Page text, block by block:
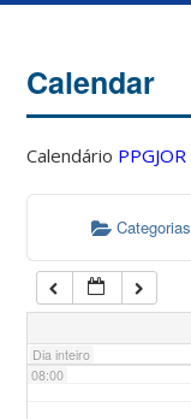
Calendar
Calendário PPGJOR
Categorias
Dia inteiro
04:00
05:00
07:00
08:00